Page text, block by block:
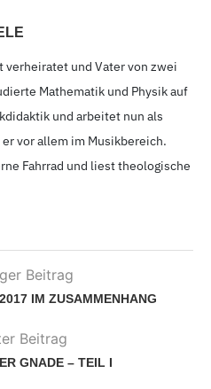
verheiratet und Vater von zwei
Mathematik und Physik auf
und arbeitet nun als
vor allem im Musikbereich.
Fahrrad und liest theologische
Beitrag
IM ZUSAMMENHANG
Beitrag
GNADE – TEIL I